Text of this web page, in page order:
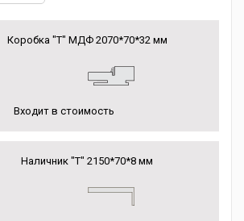
Коробка "Т" МДФ 2070*70*32 мм
Входит в стоимость
Наличник "Т" 2150*70*8 мм